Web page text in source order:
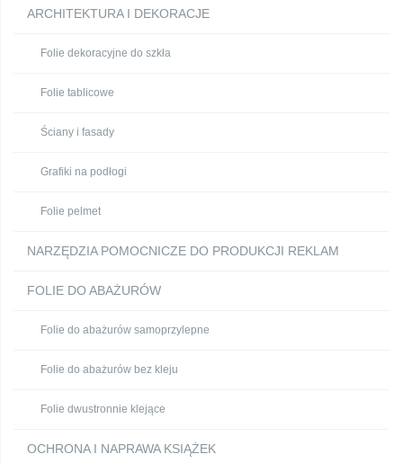
ARCHITEKTURA I DEKORACJE
Folie dekoracyjne do szkła
Folie tablicowe
Ściany i fasady
Grafiki na podłogi
Folie pelmet
NARZĘDZIA POMOCNICZE DO PRODUKCJI REKLAM
FOLIE DO ABAŻURÓW
Folie do abażurów samoprzylepne
Folie do abażurów bez kleju
Folie dwustronnie klejące
OCHRONA I NAPRAWA KSIĄŻEK